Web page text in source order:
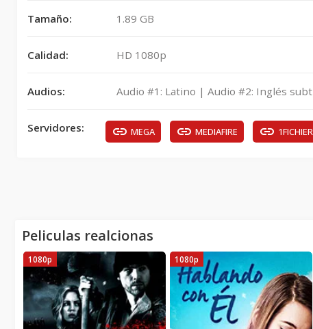
Tamaño: 1.89 GB
Calidad: HD 1080p
Audios: Audio #1: Latino | Audio #2: Inglés
Servidores: MEGA MEDIAFIRE 1FICHIER
Peliculas realcionas
1080p 1080p